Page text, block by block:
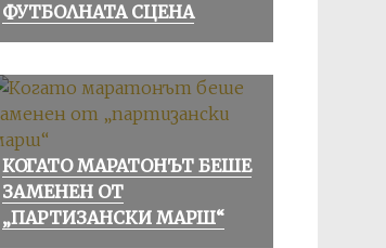
ФУТБОЛНАТА СЦЕНА
КОГАТО МАРАТОНЪТ БЕШЕ
ЗАМЕНЕН ОТ
„ПАРТИЗАНСКИ МАРШ“